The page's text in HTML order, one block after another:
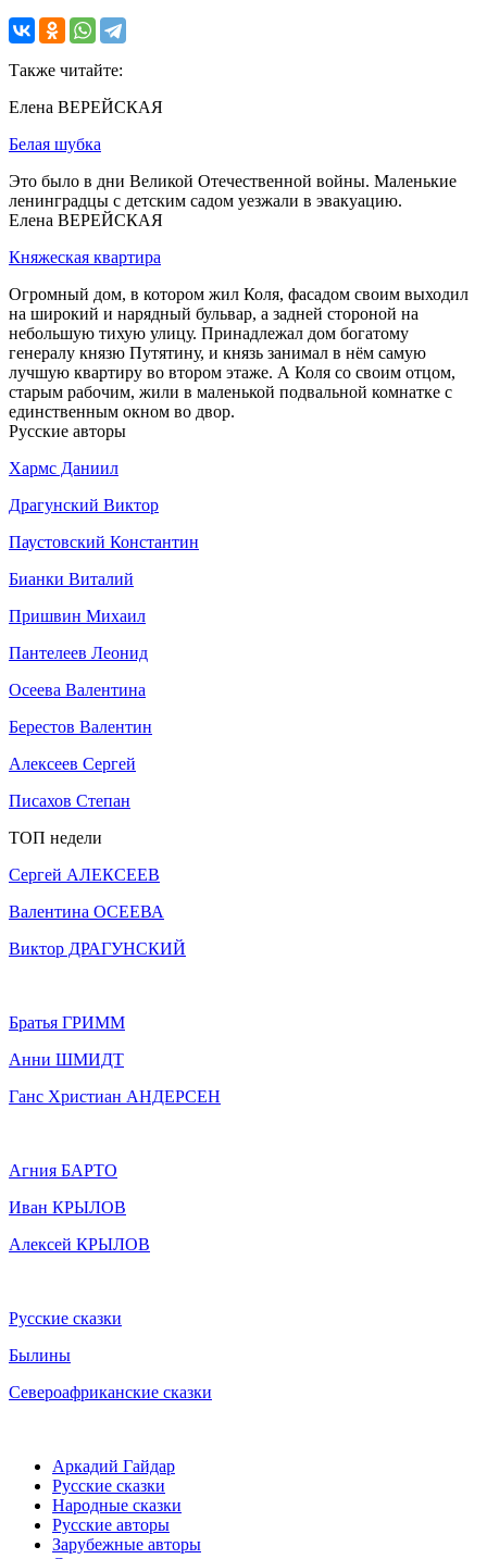
Также читайте:
Елена ВЕРЕЙСКАЯ
Белая шубка
Это было в дни Великой Отечественной войны. Маленькие
ленинградцы с детским садом уезжали в эвакуацию.
Елена ВЕРЕЙСКАЯ
Княжеская квартира
Огромный дом, в котором жил Коля, фасадом своим выходил
на широкий и нарядный бульвар, а задней стороной на
небольшую тихую улицу. Принадлежал дом богатому
генералу князю Путятину, и князь занимал в нём самую
лучшую квартиру во втором этаже. А Коля со своим отцом,
старым рабочим, жили в маленькой подвальной комнатке с
единственным окном во двор.
Русские авторы
Хармс Даниил
Драгунский Виктор
Паустовский Константин
Бианки Виталий
Пришвин Михаил
Пантелеев Леонид
Осеева Валентина
Берестов Валентин
Алексеев Сергей
Писахов Степан
ТОП недели
Сергей АЛЕКСЕЕВ
Валентина ОСЕЕВА
Виктор ДРАГУНСКИЙ
Братья ГРИММ
Анни ШМИДТ
Ганс Христиан АНДЕРСЕН
Агния БАРТО
Иван КРЫЛОВ
Алексей КРЫЛОВ
Русские сказки
Былины
Североафриканские сказки
Аркадий Гайдар
Русские сказки
Народные сказки
Русские авторы
Зарубежные авторы